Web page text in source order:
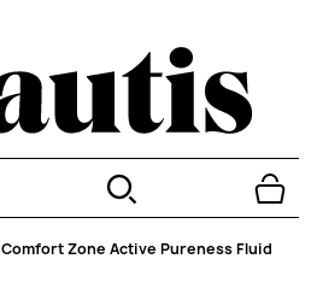
Comfort Zone Active Pureness Fluid